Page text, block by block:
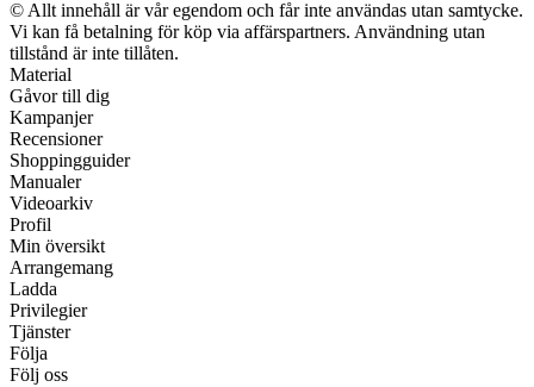
© Allt innehåll är vår egendom och får inte användas utan samtycke.
Vi kan få betalning för köp via affärspartners. Användning utan
tillstånd är inte tillåten.
Material
Gåvor till dig
Kampanjer
Recensioner
Shoppingguider
Manualer
Videoarkiv
Profil
Min översikt
Arrangemang
Ladda
Privilegier
Tjänster
Följa
Följ oss